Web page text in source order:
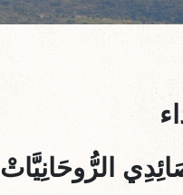
الرُّوحَانِيَّاتْ